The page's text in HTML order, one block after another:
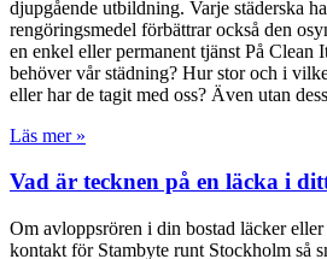
djupgående utbildning. Varje städerska
rengöringsmedel förbättrar också den
en enkel eller permanent tjänst På Clean
behöver vår städning? Hur stor och i
eller har de tagit med oss? Även utan
Läs mer »
Vad är tecknen på en läcka i
Om avloppsrören i din bostad läcker
kontakt för Stambyte runt Stockholm så